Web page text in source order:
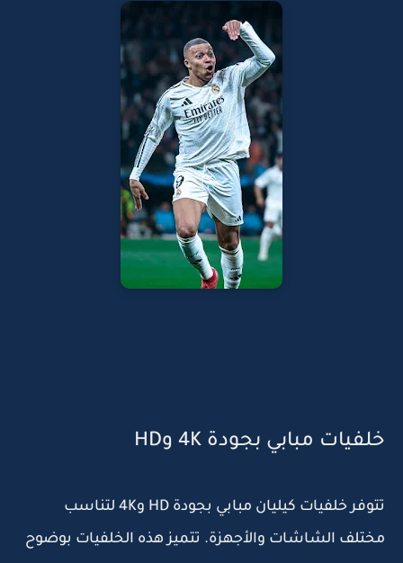
خلفيات مبابي بجودة 4K وHD
تتوفر خلفيات كيليان مبابي بجودة HD و4K لتناسب
مختلف الشاشات والأجهزة. تتميز هذه الخلفيات بوضوح